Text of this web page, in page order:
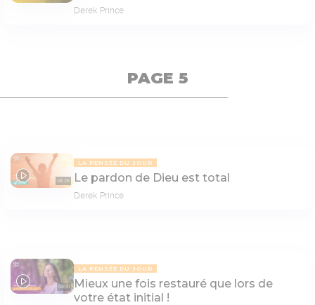
Derek Prince
PAGE 5
08:26
LA PENSÉE DU JOUR
Le pardon de Dieu est total
Derek Prince
08:31
LA PENSÉE DU JOUR
Mieux une fois restauré que lors de
votre état initial !